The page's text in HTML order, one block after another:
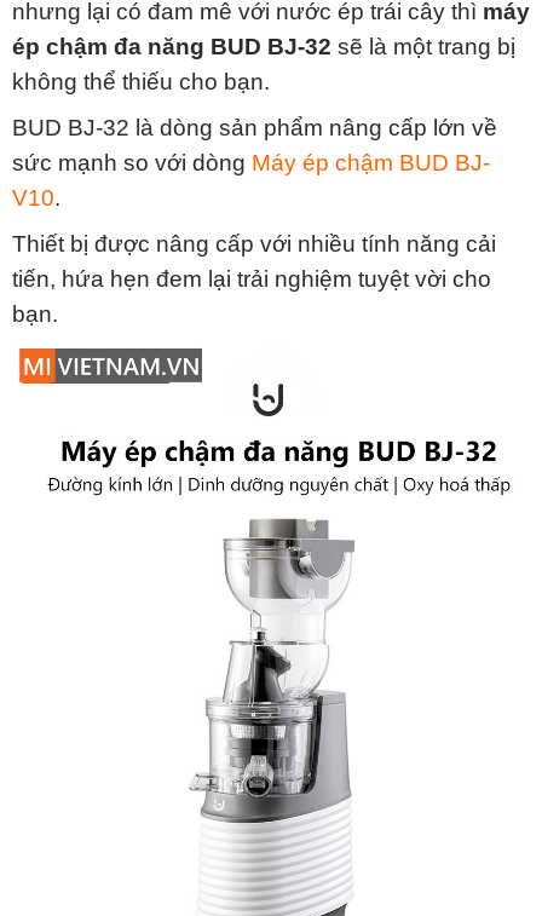
nhưng lại có đam mê với nước ép trái cây thì máy
ép chậm đa năng BUD BJ-32 sẽ là một trang bị
không thể thiếu cho bạn.
BUD BJ-32 là dòng sản phẩm nâng cấp lớn về
sức mạnh so với dòng Máy ép chậm BUD BJ-
V10.
Thiết bị được nâng cấp với nhiều tính năng cải
tiến, hứa hẹn đem lại trải nghiệm tuyệt vời cho
bạn.